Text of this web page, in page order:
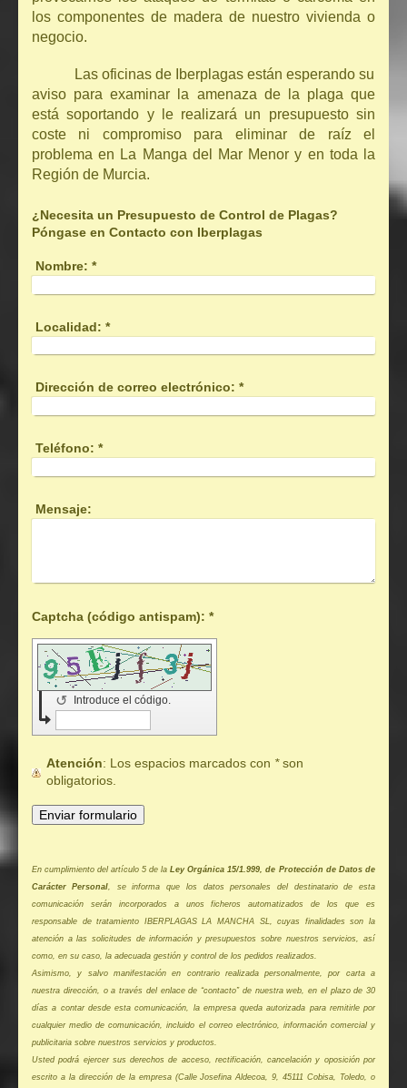
los componentes de madera de nuestro vivienda o
negocio.
Las oficinas de Iberplagas están esperando su
aviso para examinar la amenaza de la plaga que
está soportando y le realizará un presupuesto sin
coste ni compromiso para eliminar de raíz el
problema en La Manga del Mar Menor y en toda la
Región de Murcia.
¿Necesita un Presupuesto de Control de Plagas?
Póngase en Contacto con Iberplagas
Nombre: *
Localidad: *
Dirección de correo electrónico: *
Teléfono: *
Mensaje:
Captcha (código antispam): *
Introduce el código.
↺
Atención : Los espacios marcados con *son
obligatorios.
En cumplimiento del artículo 5 de la Ley Orgánica 15/1.999, de Protección de Datos de
Carácter Personal , se informa que los datos personales del destinatario de esta
comunicación serán incorporados a unos ficheros automatizados de los que es
responsable de tratamiento IBERPLAGAS LA MANCHA SL, cuyas finalidades son la
atención a las solicitudes de información y presupuestos sobre nuestros servicios, así
como, en su caso, la adecuada gestión y control de los pedidos realizados.
Asimismo, y salvo manifestación en contrario realizada personalmente, por carta a
nuestra dirección, o a través del enlace de “contacto” de nuestra web, en el plazo de 30
días a contar desde esta comunicación, la empresa queda autorizada para remitirle por
cualquier medio de comunicación, incluido el correo electrónico, información comercial y
publicitaria sobre nuestros servicios y productos.
Usted podrá ejercer sus derechos de acceso, rectificación, cancelación y oposición por
escrito a la dirección de la empresa (Calle Josefina Aldecoa, 9, 45111 Cobisa, Toledo, o